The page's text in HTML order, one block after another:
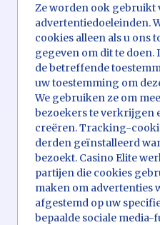
Ze worden ook gebruikt
advertentiedoeleinden.
cookies alleen als u ons
gegeven om dit te doen.
de betreffende
uw toestemming om
We gebruiken ze om
bezoekers te verkrijgen
creëren. Tracking-
derden geïnstalleerd
bezoekt. Casino Elite
partijen die cookies
maken om advertenties
afgestemd op uw
bepaalde sociale